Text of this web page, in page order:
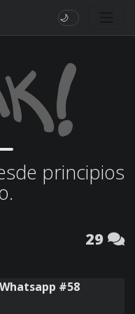
🌙
principios
29
#58